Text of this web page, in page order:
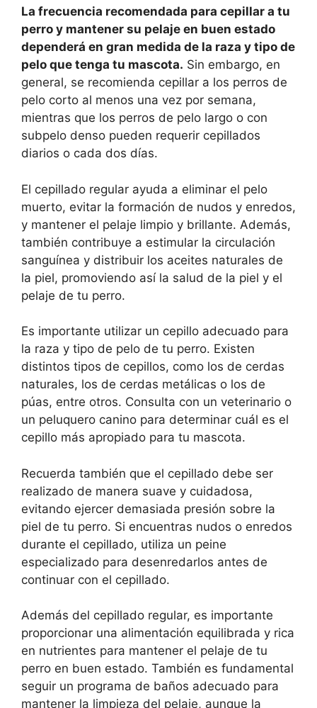
La frecuencia recomendada para cepillar a tu
perro y mantener su pelaje en buen estado
dependerá en gran medida de la raza y tipo de
pelo que tenga tu mascota. Sin embargo, en
general, se recomienda cepillar a los perros de
pelo corto al menos una vez por semana,
mientras que los perros de pelo largo o con
subpelo denso pueden requerir cepillados
diarios o cada dos días.
El cepillado regular ayuda a eliminar el pelo
muerto, evitar la formación de nudos y enredos,
y mantener el pelaje limpio y brillante. Además,
también contribuye a estimular la circulación
sanguínea y distribuir los aceites naturales de
la piel, promoviendo así la salud de la piel y el
pelaje de tu perro.
Es importante utilizar un cepillo adecuado para
la raza y tipo de pelo de tu perro. Existen
distintos tipos de cepillos, como los de cerdas
naturales, los de cerdas metálicas o los de
púas, entre otros. Consulta con un veterinario o
un peluquero canino para determinar cuál es el
cepillo más apropiado para tu mascota.
Recuerda también que el cepillado debe ser
realizado de manera suave y cuidadosa,
evitando ejercer demasiada presión sobre la
piel de tu perro. Si encuentras nudos o enredos
durante el cepillado, utiliza un peine
especializado para desenredarlos antes de
continuar con el cepillado.
Además del cepillado regular, es importante
proporcionar una alimentación equilibrada y rica
en nutrientes para mantener el pelaje de tu
perro en buen estado. También es fundamental
seguir un programa de baños adecuado para
mantener la limpieza del pelaje, aunque la